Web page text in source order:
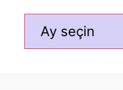
Arşivler